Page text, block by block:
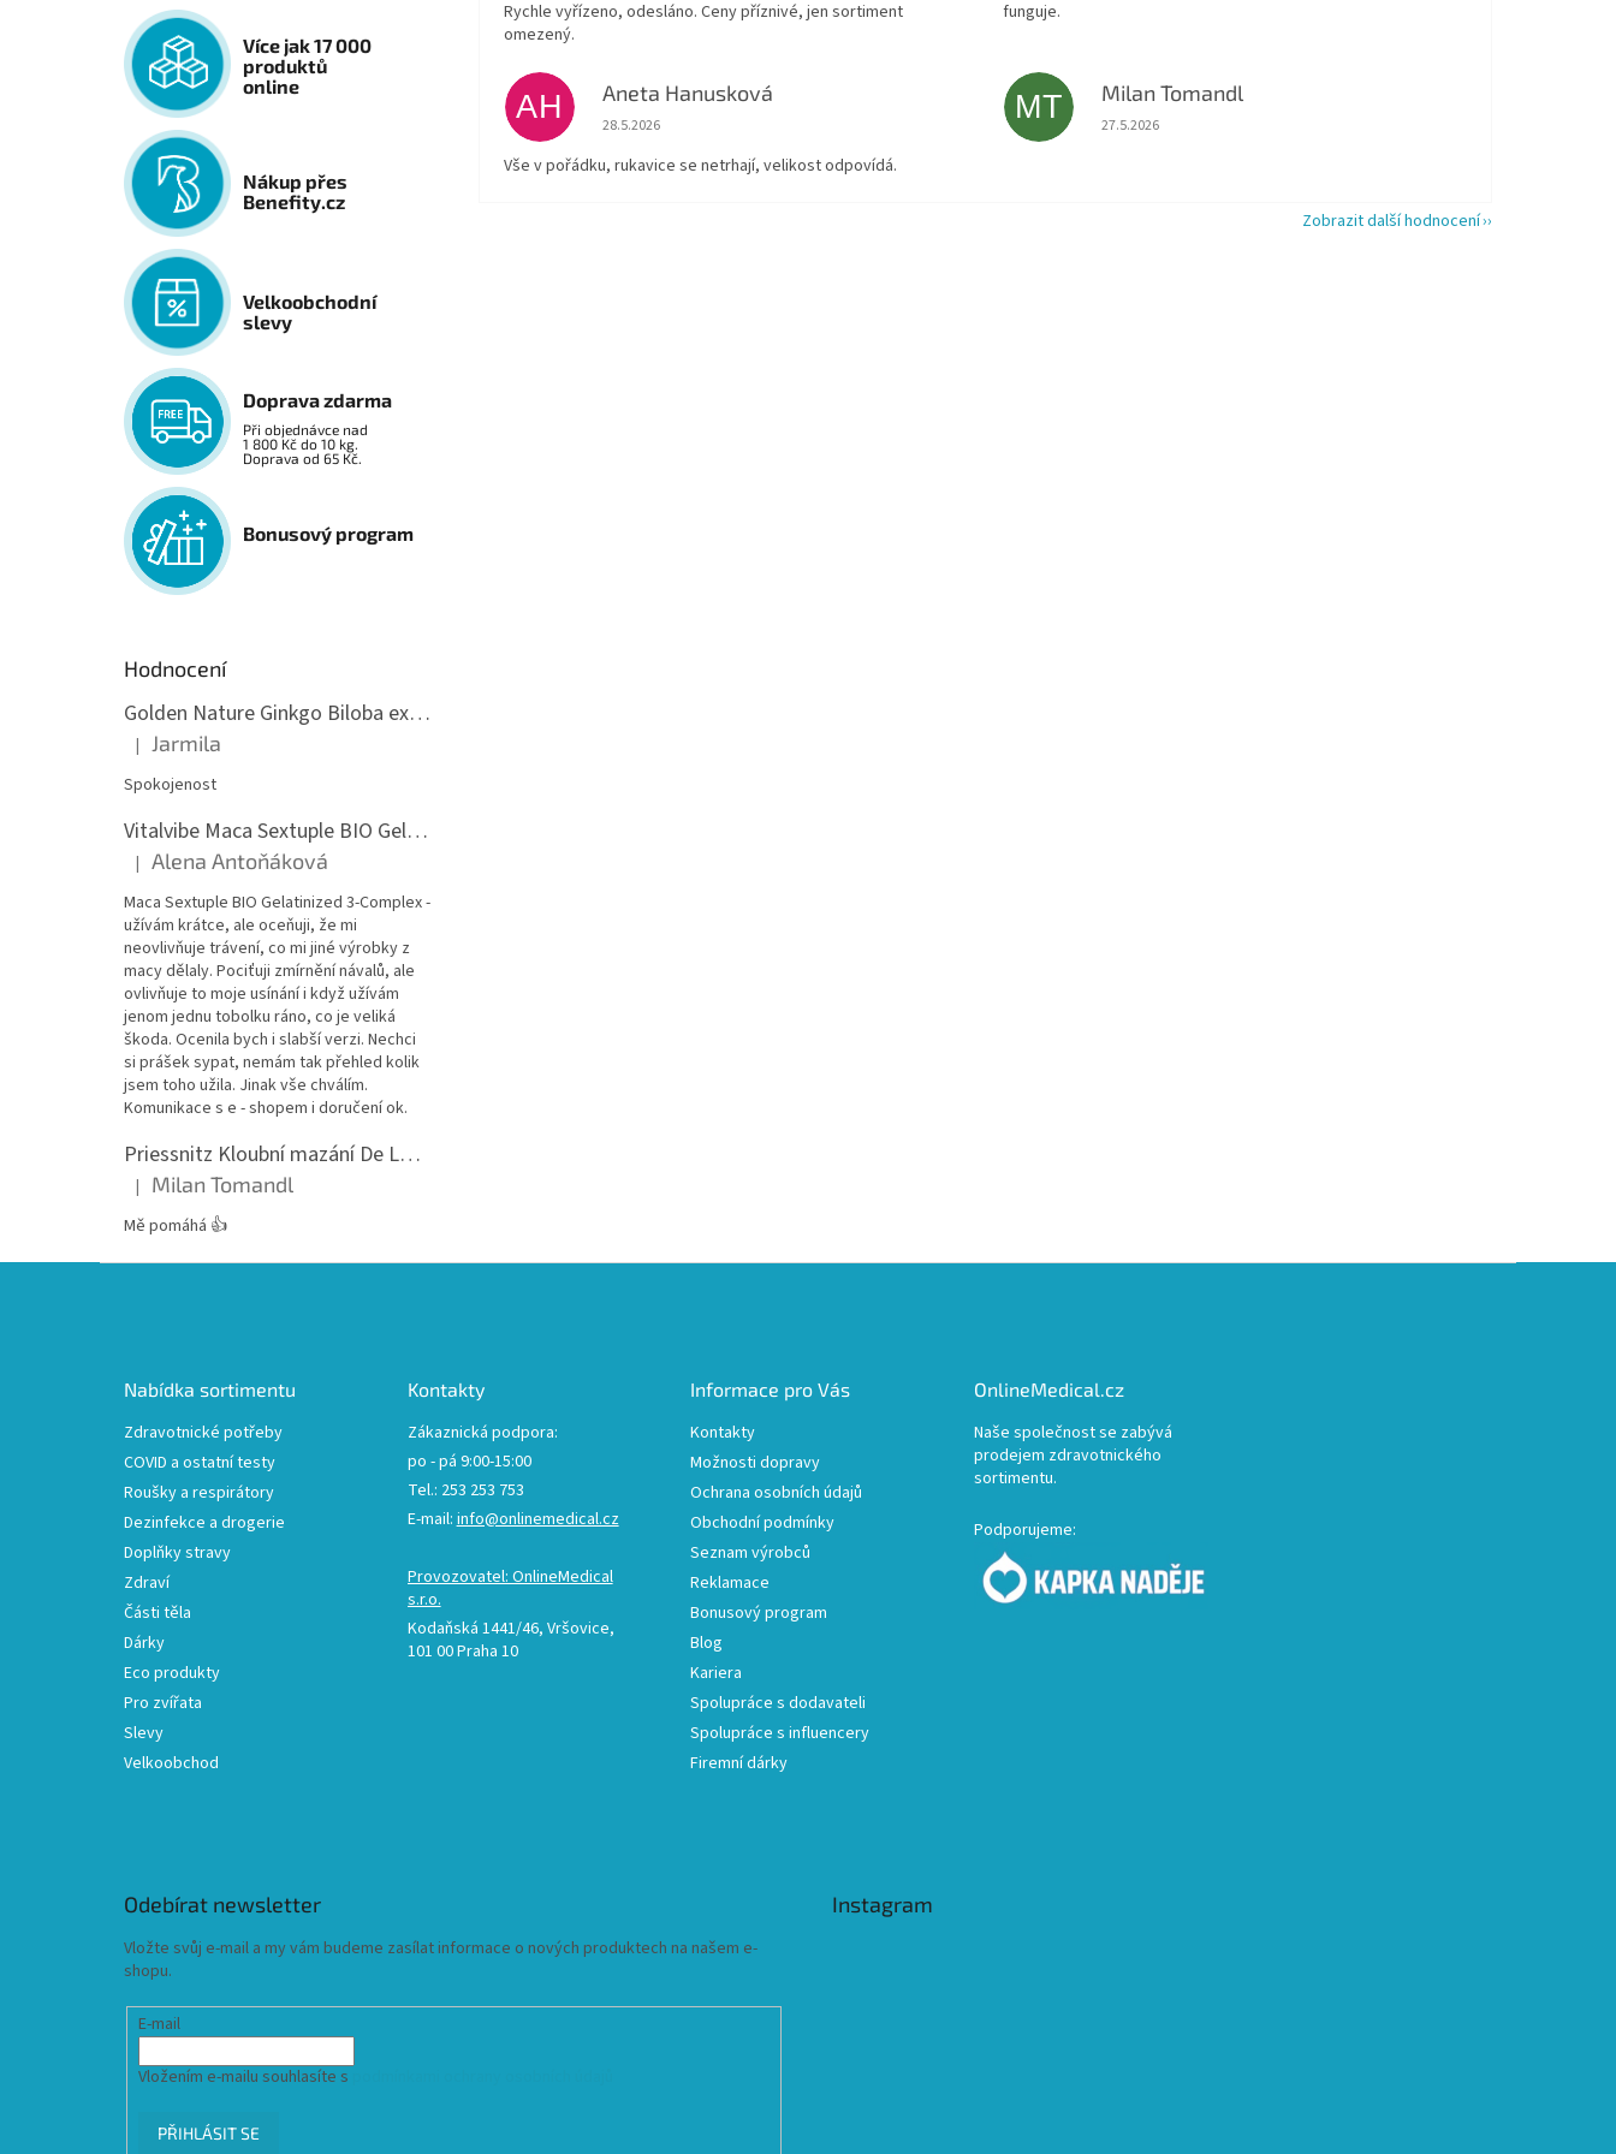
Více jak 17 000
produktů
online
Nákup přes
Benefity.cz
Velkoobchodní
slevy
Doprava zdarma
Při objednávce nad
1 800 Kč do 10 kg.
Doprava od 65 Kč.
Bonusový program
Hodnocení
Golden Nature Ginkgo Biloba extrakt 50:1 60mg, 100 kapslí
Hodnocení produktu je 5 z 5 hvězdiček.
| Jarmila
Spokojenost
Vitalvibe Maca Sextuple BIO Gelatinized 3-Complex, 60 kapslí
Hodnocení produktu je 5 z 5 hvězdiček.
| Alena Antoňáková
Maca Sextuple BIO Gelatinized 3-Complex -
užívám krátce, ale oceňuji, že mi
neovlivňuje trávení, co mi jiné výrobky z
macy dělaly. Pociťuji zmírnění návalů, ale
ovlivňuje to moje usínání i když užívám
jenom jednu tobolku ráno, co je veliká
škoda. Ocenila bych i slabší verzi. Nechci
si prášek sypat, nemám tak přehled kolik
jsem toho užila. Jinak vše chválím.
Komunikace s e - shopem i doručení ok.
Priessnitz Kloubní mazání De Luxe, 200ml
Hodnocení produktu je 5 z 5 hvězdiček.
| Milan Tomandl
Mě pomáhá 👍
Rychle vyřízeno, odesláno. Ceny příznivé, jen sortiment
omezený.
funguje.
AH Aneta Hanusková
Hodnocení obchodu je 5 z 5 hvězdiček.
28.5.2026
Vše v pořádku, rukavice se netrhají, velikost odpovídá.
MT Milan Tomandl
Hodnocení obchodu je 5 z 5 hvězdiček.
27.5.2026
Zobrazit další hodnocení
Nabídka sortimentu
Zdravotnické potřeby
COVID a ostatní testy
Roušky a respirátory
Dezinfekce a drogerie
Doplňky stravy
Zdraví
Části těla
Dárky
Eco produkty
Pro zvířata
Slevy
Velkoobchod
Kontakty
Zákaznická podpora:
po - pá 9:00-15:00
Tel.: 253 253 753
E-mail: info@onlinemedical.cz
Provozovatel: OnlineMedical
s.r.o.
Kodaňská 1441/46, Vršovice,
101 00 Praha 10
Informace pro Vás
Kontakty
Možnosti dopravy
Ochrana osobních údajů
Obchodní podmínky
Seznam výrobců
Reklamace
Bonusový program
Blog
Kariera
Spolupráce s dodavateli
Spolupráce s influencery
Firemní dárky
OnlineMedical.cz
Naše společnost se zabývá
prodejem zdravotnického
sortimentu.
Podporujeme:
Odebírat newsletter
Vložte svůj e-mail a my vám budeme zasílat informace o nových produktech na našem e-
shopu.
E-mail
Vložením e-mailu souhlasíte s
PŘIHLÁSIT SE
Instagram